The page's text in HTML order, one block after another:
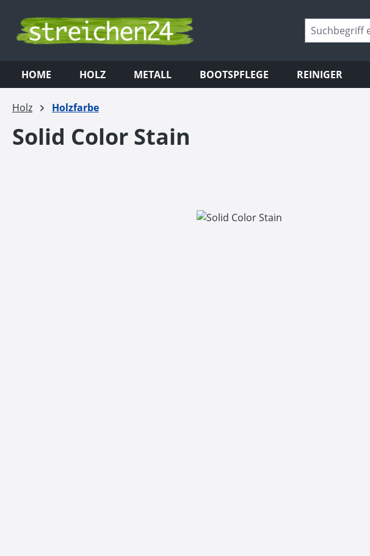
Hauptinhalt springen
Zur Suche springen
Zur Hauptnavigation springen
HOME HOLZ METALL BOOTSPFLEGE REINIGER
Holz Holzfarbe
Solid Color Stain